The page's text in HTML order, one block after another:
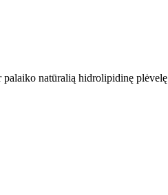
palaiko natūralią hidrolipidinę plėvelę